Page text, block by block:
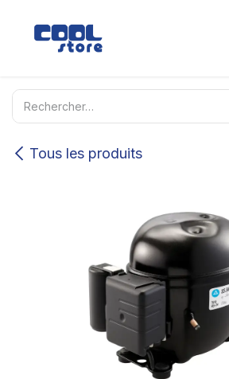
Tous les produits